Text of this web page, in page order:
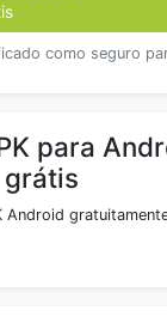
como seguro
para
grátis
Android